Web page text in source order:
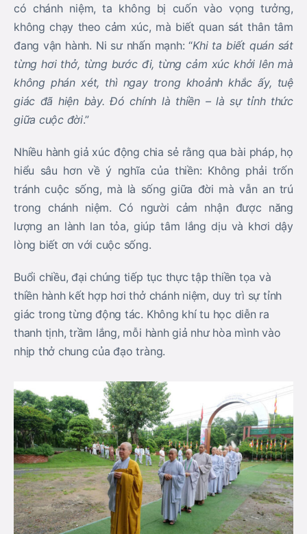
có chánh niệm, ta không bị cuốn vào vọng tưởng,
không chạy theo cảm xúc, mà biết quan sát thân tâm
đang vận hành. Ni sư nhấn mạnh: “Khi ta biết quán sát
từng hơi thở, từng bước đi, từng cảm xúc khởi lên mà
không phán xét, thì ngay trong khoảnh khắc ấy, tuệ
giác đã hiện bày. Đó chính là thiền – là sự tỉnh thức
giữa cuộc đời.”
Nhiều hành giả xúc động chia sẻ rằng qua bài pháp, họ
hiểu sâu hơn về ý nghĩa của thiền: Không phải trốn
tránh cuộc sống, mà là sống giữa đời mà vẫn an trú
trong chánh niệm. Có người cảm nhận được năng
lượng an lành lan tỏa, giúp tâm lắng dịu và khơi dậy
lòng biết ơn với cuộc sống.
Buổi chiều, đại chúng tiếp tục thực tập thiền tọa và
thiền hành kết hợp hơi thở chánh niệm, duy trì sự tỉnh
giác trong từng động tác. Không khí tu học diễn ra
thanh tịnh, trầm lắng, mỗi hành giả như hòa mình vào
nhịp thở chung của đạo tràng.